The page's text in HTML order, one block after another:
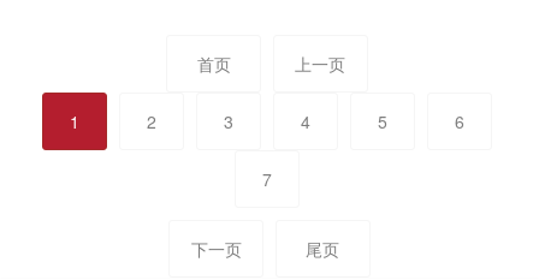
禁”纪律要求作出具体部署。他强调，要严明选
记对民族地区干部“四个特别”的重要要求，严
把政治关、严察政绩观、严审品行关，切实以
正确用人导向激发各级干部干事创业热情。要
是“关键少数”正确看待进退留转、把心思放在
合等特色产业推进情况，重点摸排产业同质
化、绿电消纳、要素保障等发展堵点难点，总
结旗县园区产业发展典型经验。座谈会上，20
余位参会代表围绕产业转型、要素保障等方面
禀赋做强主导产业的成效。他指出，霍林郭勒
紧迫感，积极主动研究解决工作中的实际困难
和问题，严格按照年初既定的任务清单、责任
清单和进度时序，不折不扣、保质保量推动各
项任务落实到位。要攻坚难点重点，靶向施
全面达标。要紧盯年初确定的22项民生实事，
首页 上一页
1 2 3 4 5 6
7
下一页 尾页